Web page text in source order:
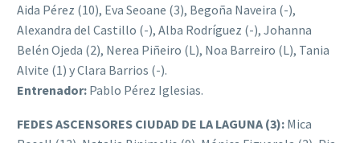
Aida Pérez (10), Eva Seoane (3), Begoña Naveira (-),
Alexandra del Castillo (-), Alba Rodríguez (-), Johanna
Belén Ojeda (2), Nerea Piñeiro (L), Noa Barreiro (L), Tania
Alvite (1) y Clara Barrios (-).
Entrenador: Pablo Pérez Iglesias.
FEDES ASCENSORES CIUDAD DE LA LAGUNA (3): Mica